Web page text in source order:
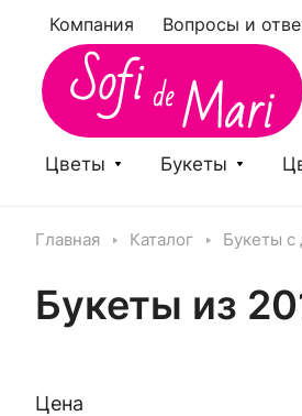
Компания Вопросы и
Цветы Букеты
Главная Каталог Букеты с
Букеты из
Цена